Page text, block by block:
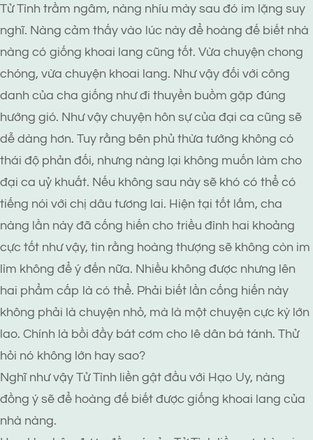
Tử Tình trầm ngâm, nàng nhíu mày sau đó im lặng suy
nghĩ. Nàng cảm thấy vào lúc này để hoàng đế biết nhà
nàng có giống khoai lang cũng tốt. Vừa chuyện chong
chóng, vừa chuyện khoai lang. Như vậy đối với công
danh của cha giống như đi thuyền buồm gặp đúng
hướng gió. Như vậy chuyện hôn sự của đại ca cũng sẽ
dễ dàng hơn. Tuy rằng bên phủ thừa tướng không có
thái độ phản đối, nhưng nàng lại không muốn làm cho
đại ca uỷ khuất. Nếu không sau này sẽ khó có thể có
tiếng nói với chị dâu tương lai. Hiện tại tốt lắm, cha
nàng lần này đã cống hiến cho triều đình hai khoảng
cực tốt như vậy, tin rằng hoàng thượng sẽ không còn im
lìm không để ý đến nữa. Nhiều không được nhưng lên
hai phẩm cấp là có thể. Phải biết lần cống hiến này
không phải là chuyện nhỏ, mà là một chuyện cực kỳ lớn
lao. Chính là bồi đầy bát cơm cho lê dân bá tánh. Thử
hỏi nó không lớn hay sao?
Nghĩ như vậy Tử Tình liền gật đầu với Hạo Uy, nàng
đồng ý sẽ để hoàng đế biết được giống khoai lang của
nhà nàng.